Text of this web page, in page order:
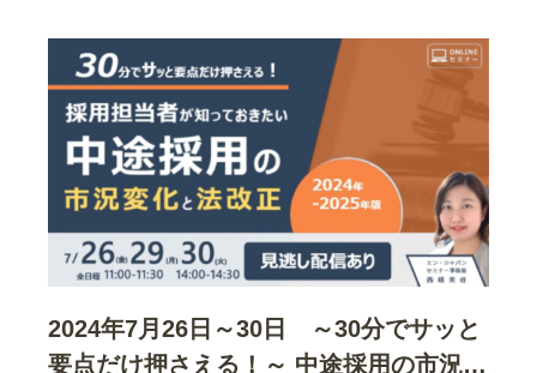
セミナー情報
お役立ち資料
2024年7月26日～30日 ～30分でサッと
要点だけ押さえる！～ 中途採用の市況変